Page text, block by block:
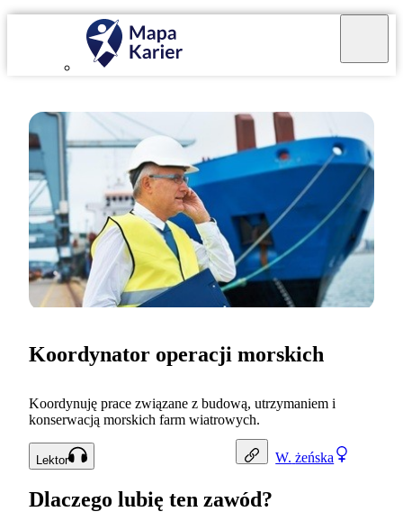
W. żeńska
Koordynator operacji morskich
Koordynuję prace związane z budową, utrzymaniem i
konserwacją morskich farm wiatrowych.
Lektor
Dlaczego lubię ten zawód?